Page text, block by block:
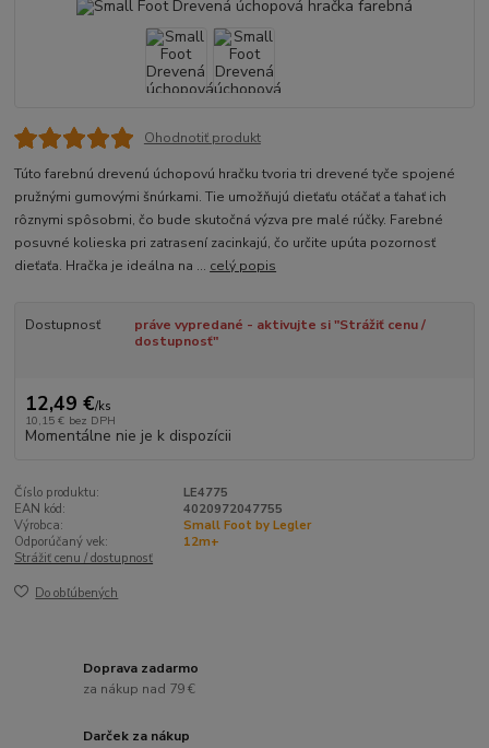
Ohodnotiť produkt
Túto farebnú drevenú úchopovú hračku tvoria tri drevené tyče spojené
pružnými gumovými šnúrkami. Tie umožňujú dieťaťu otáčať a ťahať ich
rôznymi spôsobmi, čo bude skutočná výzva pre malé rúčky. Farebné
posuvné kolieska pri zatrasení zacinkajú, čo určite upúta pozornosť
dieťaťa. Hračka je ideálna na ... celý popis
Dostupnosť
práve vypredané - aktivujte si "Strážiť cenu /
dostupnosť"
12,49 €/ks
10,15 € bez DPH
Momentálne nie je k dispozícii
Číslo produktu:
LE4775
EAN kód:
4020972047755
Výrobca:
Small Foot by Legler
Odporúčaný vek:
12m+
Strážiť cenu / dostupnosť
Do obľúbených
Doprava zadarmo
za nákup nad 79 €
Darček za nákup